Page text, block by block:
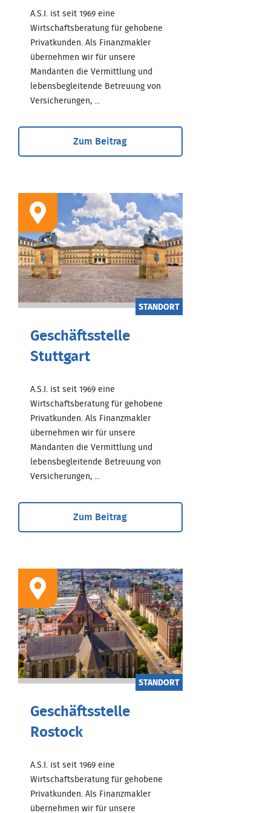
A.S.I. ist seit 1969 eine
Wirtschaftsberatung für gehobene
Privatkunden. Als Finanzmakler
übernehmen wir für unsere
Mandanten die Vermittlung und
lebensbegleitende Betreuung von
Versicherungen, ...
Zum Beitrag
STANDORT
Geschäftsstelle
Stuttgart
A.S.I. ist seit 1969 eine
Wirtschaftsberatung für gehobene
Privatkunden. Als Finanzmakler
übernehmen wir für unsere
Mandanten die Vermittlung und
lebensbegleitende Betreuung von
Versicherungen, ...
Zum Beitrag
STANDORT
Geschäftsstelle
Rostock
A.S.I. ist seit 1969 eine
Wirtschaftsberatung für gehobene
Privatkunden. Als Finanzmakler
übernehmen wir für unsere